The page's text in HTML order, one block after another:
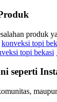
produk
konveksi topi
topi bekasi